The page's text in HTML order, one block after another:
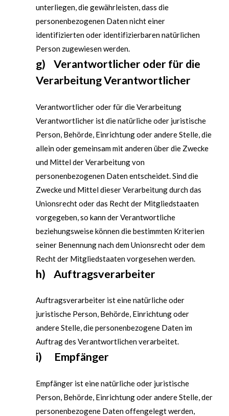
unterliegen, die gewährleisten, dass die
personenbezogenen Daten nicht einer
identifizierten oder identifizierbaren natürlichen
Person zugewiesen werden.
g) Verantwortlicher oder für die
Verarbeitung Verantwortlicher
Verantwortlicher oder für die Verarbeitung
Verantwortlicher ist die natürliche oder juristische
Person, Behörde, Einrichtung oder andere Stelle, die
allein oder gemeinsam mit anderen über die Zwecke
und Mittel der Verarbeitung von
personenbezogenen Daten entscheidet. Sind die
Zwecke und Mittel dieser Verarbeitung durch das
Unionsrecht oder das Recht der Mitgliedstaaten
vorgegeben, so kann der Verantwortliche
beziehungsweise können die bestimmten Kriterien
seiner Benennung nach dem Unionsrecht oder dem
Recht der Mitgliedstaaten vorgesehen werden.
h) Auftragsverarbeiter
Auftragsverarbeiter ist eine natürliche oder
juristische Person, Behörde, Einrichtung oder
andere Stelle, die personenbezogene Daten im
Auftrag des Verantwortlichen verarbeitet.
i) Empfänger
Empfänger ist eine natürliche oder juristische
Person, Behörde, Einrichtung oder andere Stelle, der
personenbezogene Daten offengelegt werden,